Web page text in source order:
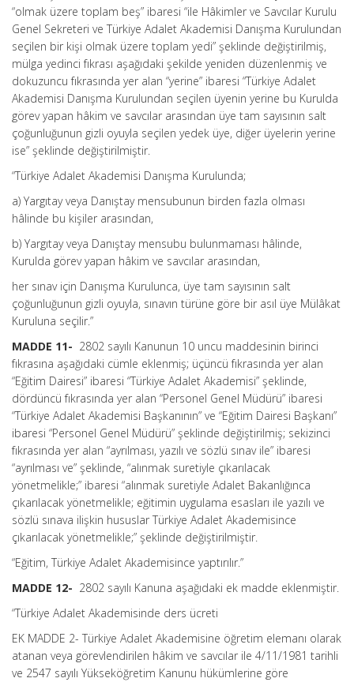
“olmak üzere toplam beş” ibaresi “ile Hâkimler ve Savcılar Kurulu
Genel Sekreteri ve Türkiye Adalet Akademisi Danışma Kurulundan
seçilen bir kişi olmak üzere toplam yedi” şeklinde değiştirilmiş,
mülga yedinci fıkrası aşağıdaki şekilde yeniden düzenlenmiş ve
dokuzuncu fıkrasında yer alan “yerine” ibaresi “Türkiye Adalet
Akademisi Danışma Kurulundan seçilen üyenin yerine bu Kurulda
görev yapan hâkim ve savcılar arasından üye tam sayısının salt
çoğunluğunun gizli oyuyla seçilen yedek üye, diğer üyelerin yerine
ise” şeklinde değiştirilmiştir.
“Türkiye Adalet Akademisi Danışma Kurulunda;
a) Yargıtay veya Danıştay mensubunun birden fazla olması
hâlinde bu kişiler arasından,
b) Yargıtay veya Danıştay mensubu bulunmaması hâlinde,
Kurulda görev yapan hâkim ve savcılar arasından,
her sınav için Danışma Kurulunca, üye tam sayısının salt
çoğunluğunun gizli oyuyla, sınavın türüne göre bir asıl üye Mülâkat
Kuruluna seçilir.”
MADDE 11- 2802 sayılı Kanunun 10 uncu maddesinin birinci
fıkrasına aşağıdaki cümle eklenmiş; üçüncü fıkrasında yer alan
“Eğitim Dairesi” ibaresi “Türkiye Adalet Akademisi” şeklinde,
dördüncü fıkrasında yer alan “Personel Genel Müdürü” ibaresi
“Türkiye Adalet Akademisi Başkanının” ve “Eğitim Dairesi Başkanı”
ibaresi “Personel Genel Müdürü” şeklinde değiştirilmiş; sekizinci
fıkrasında yer alan “ayrılması, yazılı ve sözlü sınav ile” ibaresi
“ayrılması ve” şeklinde, “alınmak suretiyle çıkarılacak
yönetmelikle;” ibaresi “alınmak suretiyle Adalet Bakanlığınca
çıkarılacak yönetmelikle; eğitimin uygulama esasları ile yazılı ve
sözlü sınava ilişkin hususlar Türkiye Adalet Akademisince
çıkarılacak yönetmelikle;” şeklinde değiştirilmiştir.
“Eğitim, Türkiye Adalet Akademisince yaptırılır.”
MADDE 12- 2802 sayılı Kanuna aşağıdaki ek madde eklenmiştir.
“Türkiye Adalet Akademisinde ders ücreti
EK MADDE 2- Türkiye Adalet Akademisine öğretim elemanı olarak
atanan veya görevlendirilen hâkim ve savcılar ile 4/11/1981 tarihli
ve 2547 sayılı Yükseköğretim Kanunu hükümlerine göre